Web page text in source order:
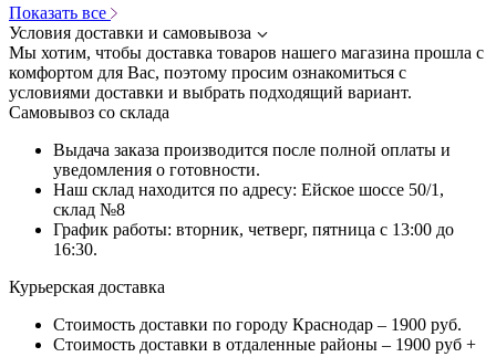
Показать все
Условия доставки и самовывоза
Мы хотим, чтобы доставка товаров нашего магазина прошла с
комфортом для Вас, поэтому просим ознакомиться с
условиями доставки и выбрать подходящий вариант.
Самовывоз со склада
Выдача заказа производится после полной оплаты и
уведомления о готовности.
Наш склад находится по адресу: Ейское шоссе 50/1,
склад №8
График работы: вторник, четверг, пятница с 13:00 до
16:30.
Курьерская доставка
Стоимость доставки по городу Краснодар – 1900 руб.
Стоимость доставки в отдаленные районы – 1900 руб +